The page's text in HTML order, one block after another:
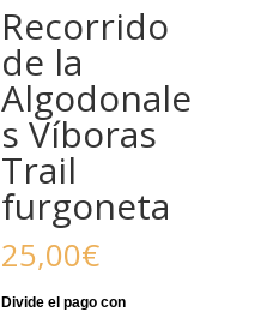
Recorrido
de la
Algodonale
s Víboras
Trail
furgoneta
25,00€